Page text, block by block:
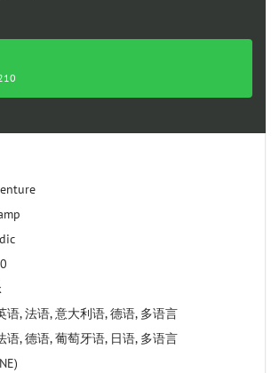
语, 法语, 意大利语, 德语, 多语言
语, 德语, 葡萄牙语, 日语, 多语言